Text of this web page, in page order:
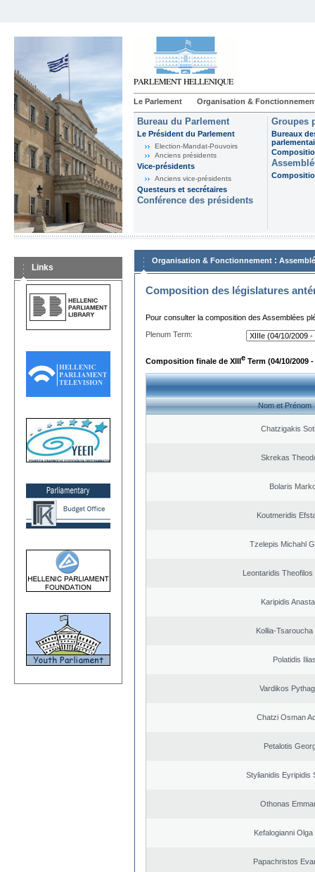
Le Parlement Organisation &
Bureau du Parlement
Le Président du Parlement
Election-Mandat-Pouvoirs
Anciens présidents
Vice-présidents
Anciens vice-présidents
Questeurs et secrétaires
Conférence des présidents
Groupes
Bureaux
Links
Organisation & Fonctionnement :
Composition des législatures
Pour consulter la composition des Assemblées
Plenum Term:
Composition finale de XIIIe Term (04/10/2009 -
Nom et Prénom
Chatzigakis
Skrekas
Bolaris
Koutmeridis
Tzelepis Michahl
Leontaridis
Karipidis
Kollia-Tsaroucha
Polatidis
Vardikos
Chatzi Osman
Petalotis
Stylianidis Eyripidis
Othonas
Kefalogianni Olga
Papachristos